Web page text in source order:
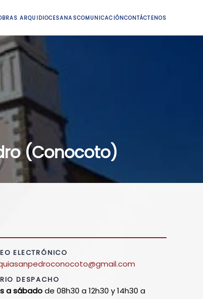
ARQUIDIOCESANASCOMUNICACIÓNCONTÁCTENOS
(Conocoto)
ELECTRÓNICO
DESPACHO
a sábadode 08h30 a 12h30 y 14h30 a